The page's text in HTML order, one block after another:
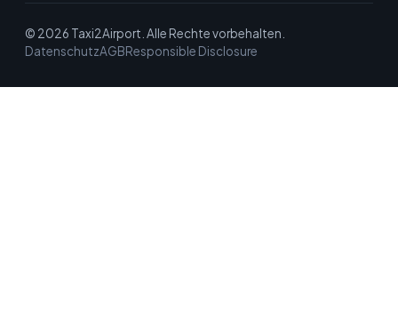
© 2026 Taxi2Airport. Alle Rechte vorbehalten.
DatenschutzAGBResponsible Disclosure